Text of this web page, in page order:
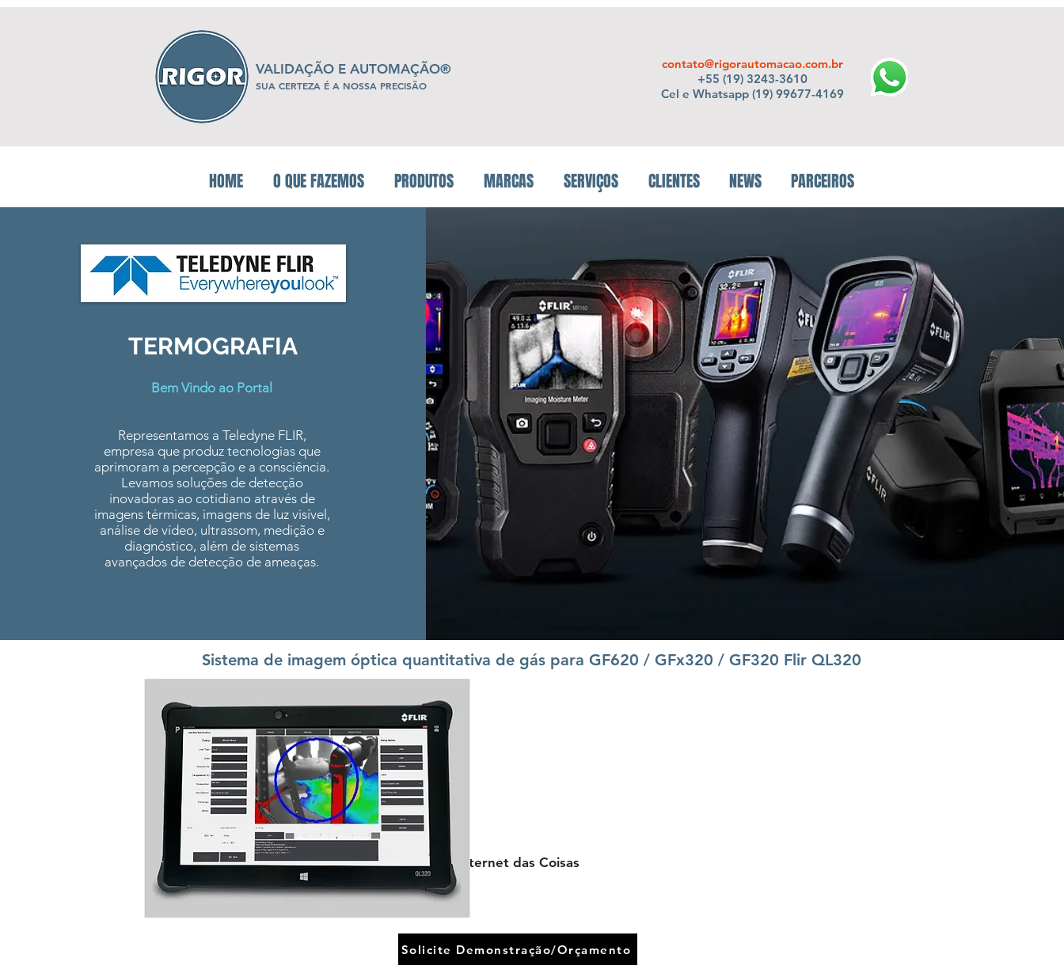
VALIDAÇÃO E AUTOMAÇÃO®
SUA CERTEZA É A NOSSA PRECISÃO
contato@rigorautomacao.com.br
+55 (19) 3243-3610
Cel e Whatsapp (19) 99677-4169
TERMOGRAFIA
Bem Vindo ao Portal
Representamos a Teledyne FLIR,
empresa que produz tecnologias que
aprimoram a percepção e a consciência.
Levamos soluções de detecção
inovadoras ao cotidiano através de
imagens térmicas, imagens de luz visível,
análise de vídeo, ultrassom, medição e
diagnóstico, além de sistemas
avançados de detecção de ameaças.
Sistema de imagem óptica quantitativa de gás para GF620 / GFx320 / GF320 Flir QL320
I.O.T Internet das Coisas
Solicite Demonstração/Orçamento
HOME O QUE FAZEMOS PRODUTOS MARCAS SERVIÇOS CLIENTES NEWS PARCEIROS